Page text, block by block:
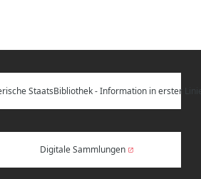
Digitale Sammlungen